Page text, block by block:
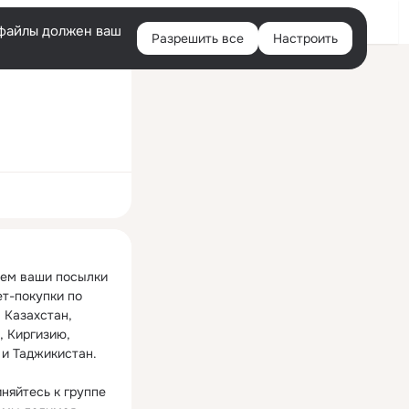
Войти
должен ваш
Разрешить все Настроить
ваши посылки
покупки по
Киргизию,
Таджикистан.
к группе